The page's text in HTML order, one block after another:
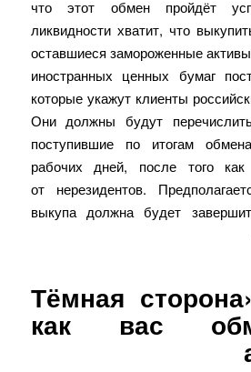
что этот обмен пройдёт
ликвидности хватит, что
оставшиеся замороженные
иностранных ценных бумаг
которые укажут клиенты
Они должны будут
поступившие по итогам
рабочих дней, после того как
от нерезидентов.
выкупа должна будет
«Тёмная
как вас